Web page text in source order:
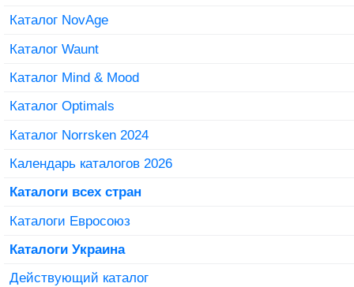
Каталог NovAge
Каталог Waunt
Каталог Mind & Mood
Каталог Optimals
Каталог Norrsken 2024
Календарь каталогов 2026
Каталоги всех стран
Каталоги Евросоюз
Каталоги Украина
Действующий каталог